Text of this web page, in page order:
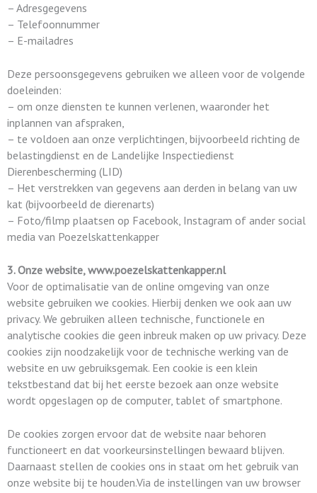
– Adresgegevens
– Telefoonnummer
– E-mailadres
Deze persoonsgegevens gebruiken we alleen voor de volgende
doeleinden:
– om onze diensten te kunnen verlenen, waaronder het
inplannen van afspraken,
– te voldoen aan onze verplichtingen, bijvoorbeeld richting de
belastingdienst en de Landelijke Inspectiedienst
Dierenbescherming (LID)
– Het verstrekken van gegevens aan derden in belang van uw
kat (bijvoorbeeld de dierenarts)
– Foto/filmp plaatsen op Facebook, Instagram of ander social
media van Poezelskattenkapper
3. Onze website, www.poezelskattenkapper.nl
Voor de optimalisatie van de online omgeving van onze
website gebruiken we cookies. Hierbij denken we ook aan uw
privacy. We gebruiken alleen technische, functionele en
analytische cookies die geen inbreuk maken op uw privacy. Deze
cookies zijn noodzakelijk voor de technische werking van de
website en uw gebruiksgemak. Een cookie is een klein
tekstbestand dat bij het eerste bezoek aan onze website
wordt opgeslagen op de computer, tablet of smartphone.
De cookies zorgen ervoor dat de website naar behoren
functioneert en dat voorkeursinstellingen bewaard blijven.
Daarnaast stellen de cookies ons in staat om het gebruik van
onze website bij te houden.Via de instellingen van uw browser